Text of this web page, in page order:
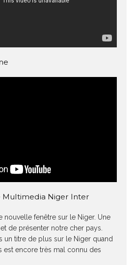
Multimedia Niger Inter
nouvelle fenêtre sur le Niger. Une
de présenter notre cher pays.
un titre de plus sur le Niger quand
est encore très mal connu des